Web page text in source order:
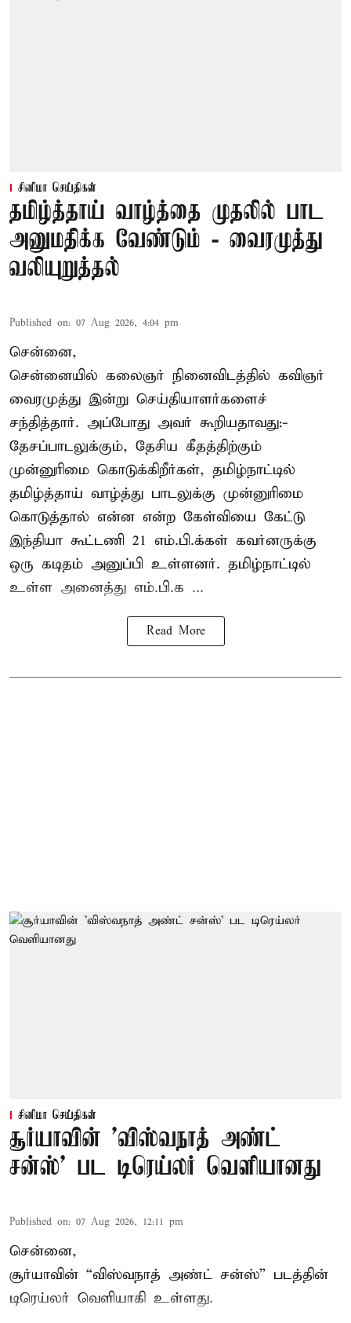
சினிமா செய்திகள்
தமிழ்த்தாய் வாழ்த்தை முதலில் பாட
அனுமதிக்க வேண்டும் - வைரமுத்து
வலியுறுத்தல்
Published on: 07 Aug 2026, 4:04 pm
சென்னை,
சென்னையில் கலைஞர் நினைவிடத்தில் கவிஞர்
வைரமுத்து இன்று செய்தியாளர்களைச்
சந்தித்தார். அப்போது அவர் கூறியதாவது:-
தேசப்பாடலுக்கும், தேசிய கீதத்திற்கும்
முன்னுரிமை கொடுக்கிறீர்கள், தமிழ்நாட்டில்
தமிழ்த்தாய் வாழ்த்து பாடலுக்கு முன்னுரிமை
கொடுத்தால் என்ன என்ற கேள்வியை கேட்டு
இந்தியா கூட்டணி 21 எம்.பி.க்கள் கவர்னருக்கு
ஒரு கடிதம் அனுப்பி உள்ளனர். தமிழ்நாட்டில்
உள்ள அனைத்து எம்.பி.க ...
Read More
சினிமா செய்திகள்
சூர்யாவின் 'விஸ்வநாத் அண்ட்
சன்ஸ்' பட டிரெய்லர் வெளியானது
Published on: 07 Aug 2026, 12:11 pm
சென்னை,
சூர்யாவின் “விஸ்வநாத் அண்ட் சன்ஸ்” படத்தின்
டிரெய்லர் வெளியாகி உள்ளது.